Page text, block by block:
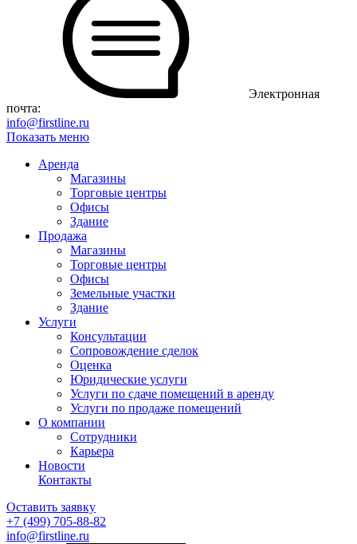
Электронная
почта:
info@firstline.ru
Показать меню
Аренда
Магазины
Торговые центры
Офисы
Здание
Продажа
Магазины
Торговые центры
Офисы
Земельные участки
Здание
Услуги
Консультации
Сопровождение сделок
Оценка
Юридические услуги
Услуги по сдаче помещений в аренду
Услуги по продаже помещений
О компании
Сотрудники
Карьера
Новости
Контакты
Оставить заявку
+7 (499) 705-88-82
info@firstline.ru